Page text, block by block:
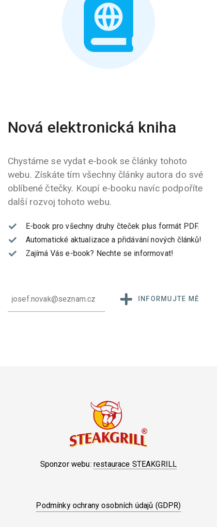
Nová elektronická kniha
Chystáme se vydat e-book se články tohoto
webu. Získáte tím všechny články autora do své
oblíbené čtečky. Koupí e-booku navíc podpoříte
další rozvoj tohoto webu.
E-book pro všechny druhy čteček plus formát PDF.
Automatické aktualizace a přidávání nových článků!
Zajímá Vás e-book? Nechte se informovat!
INFORMUJTE MĚ
Sponzor webu: restaurace STEAKGRILL
Podmínky ochrany osobních údajů (GDPR)